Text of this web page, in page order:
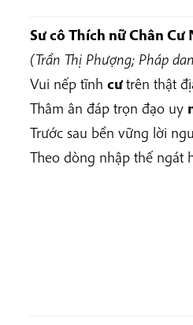
Sư cô Thích nữ Chân Cư
(Trần Thị Phượng; Pháp
Vui nếp tĩnh cưtrên thật
Thâm ân đáp trọn đạo uy
Trước sau bền vững lời
Theo dòng nhập thế ngát